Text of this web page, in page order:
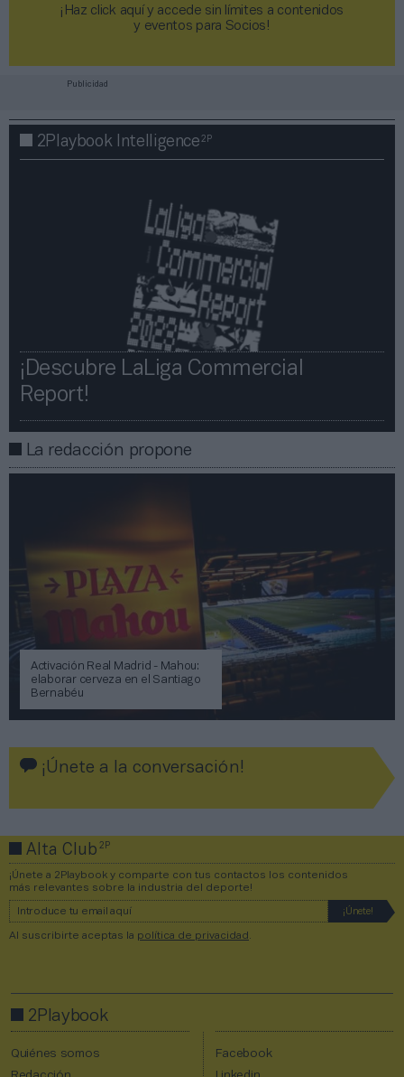
¡Haz click aquí y accede sin límites a contenidos
y eventos para Socios!​​​​​​​
Publicidad
2Playbook Intelligence2P
¡Descubre LaLiga Commercial
Report!​​
La redacción propone
Activación Real Madrid - Mahou:
elaborar cerveza en el Santiago
Bernabéu
¡Únete a la conversación!
Alta Club2P
¡Únete a 2Playbook y comparte con tus contactos los contenidos
más relevantes sobre la industria del deporte!
Al suscribirte aceptas la política de privacidad
2Playbook
Quiénes somos
Facebook